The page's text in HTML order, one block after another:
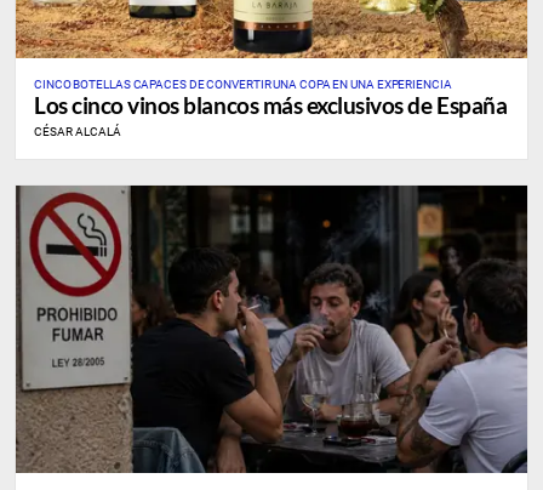
CINCO BOTELLAS CAPACES DE CONVERTIR UNA COPA EN UNA EXPERIENCIA
Los cinco vinos blancos más exclusivos de España
CÉSAR ALCALÁ